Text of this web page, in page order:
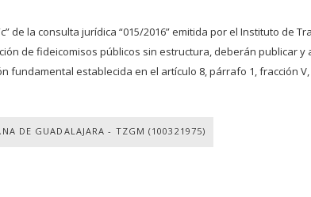
de la consulta jurídica “015/2016” emitida por el Instituto de
de fideicomisos públicos sin estructura, deberán publicar
establecida en el artículo 8, párrafo 1, fracción V,
DE GUADALAJARA - TZGM (100321975)